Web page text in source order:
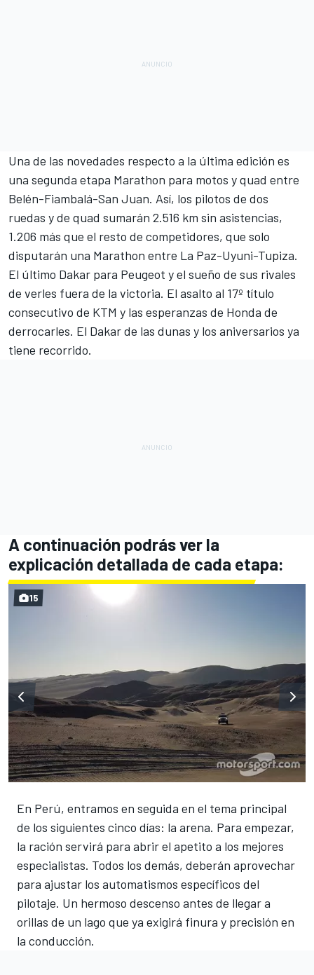
Una de las novedades respecto a la última edición es
una segunda etapa Marathon para motos y quad entre
Belén-Fiambalá-San Juan. Así, los pilotos de dos
ruedas y de quad sumarán 2.516 km sin asistencias,
1.206 más que el resto de competidores, que solo
disputarán una Marathon entre La Paz-Uyuni-Tupiza.
El último Dakar para Peugeot y el sueño de sus rivales
de verles fuera de la victoria. El asalto al 17º título
consecutivo de KTM y las esperanzas de Honda de
derrocarles. El Dakar de las dunas y los aniversarios ya
tiene recorrido.
A continuación podrás ver la
explicación detallada de cada etapa:
En Perú, entramos en seguida en el tema principal
de los siguientes cinco días: la arena. Para empezar,
la ración servirá para abrir el apetito a los mejores
especialistas. Todos los demás, deberán aprovechar
para ajustar los automatismos específicos del
pilotaje. Un hermoso descenso antes de llegar a
orillas de un lago que ya exigirá finura y precisión en
la conducción.
15